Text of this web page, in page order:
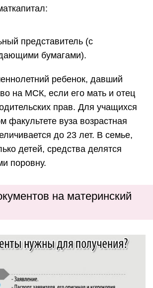
представитель (с
бумагами).
ребенок, давший
на МСК, если его мать и отец
прав. Для учащихся
факультете вуза возрастная
до 23 лет. В семье,
детей, средства делятся
поровну.
на материнский